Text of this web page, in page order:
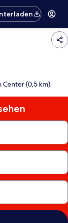
Center (0,5 km)